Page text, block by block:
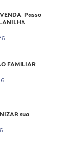
Passo
FAMILIAR
sua